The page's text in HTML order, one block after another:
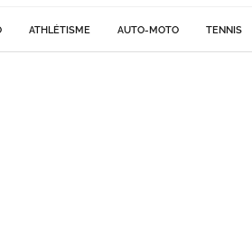
ATHLÉTISME AUTO-MOTO TENNIS